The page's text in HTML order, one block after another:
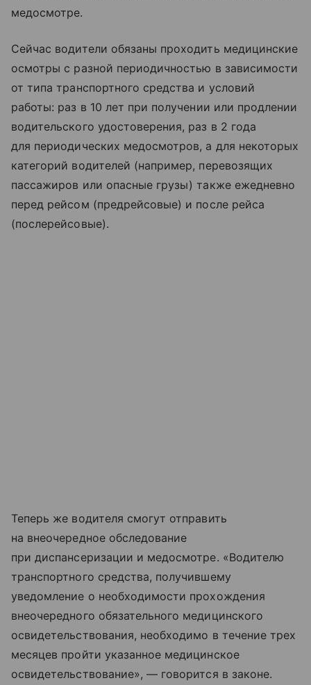
медосмотре.
Сейчас водители обязаны проходить медицинские
осмотры с разной периодичностью в зависимости
от типа транспортного средства и условий
работы: раз в 10 лет при получении или продлении
водительского удостоверения, раз в 2 года
для периодических медосмотров, а для некоторых
категорий водителей (например, перевозящих
пассажиров или опасные грузы) также ежедневно
перед рейсом (предрейсовые) и после рейса
(послерейсовые).
Теперь же водителя смогут отправить
на внеочередное обследование
при диспансеризации и медосмотре. «Водителю
транспортного средства, получившему
уведомление о необходимости прохождения
внеочередного обязательного медицинского
освидетельствования, необходимо в течение трех
месяцев пройти указанное медицинское
освидетельствование», — говорится в законе.